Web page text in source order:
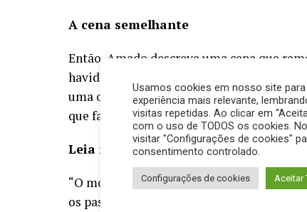
A cena semelhante
Então, Amado descreve uma cena que
havido a inspiração, isso não significa
uma outra obra, como se tivesse
que faz parte do ofício do artista.
Leia mais:Euro 2024 promete ser o
“O motorneiro de um bonde em marcha
os passageiros debruçaram-se para ver.
Usamos cookies em nosso site
experiência mais relevante,
visitas repetidas. Ao clicar em
com o uso de TODOS os cookies.
visitar "Configurações de cookies"
consentimento controlado.
Configurações de cookies Aceitar